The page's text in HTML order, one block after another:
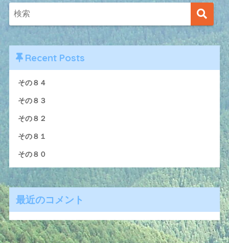
Recent Posts
その８４
その８３
その８２
その８１
その８０
最近のコメント